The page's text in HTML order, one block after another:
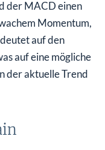
der MACD einen
Momentum,
auf den
auf eine mögliche
der aktuelle Trend